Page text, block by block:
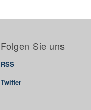
Folgen Sie uns
RSS
Twitter